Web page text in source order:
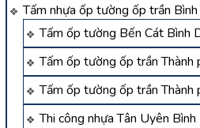
Tấm nhựa ốp tường ốp trần
Tấm ốp tường Bến Cát Bình
Tấm ốp tường ốp trần Thành
Tấm ốp tường ốp trần Thành
Thi công nhựa Tân Uyên